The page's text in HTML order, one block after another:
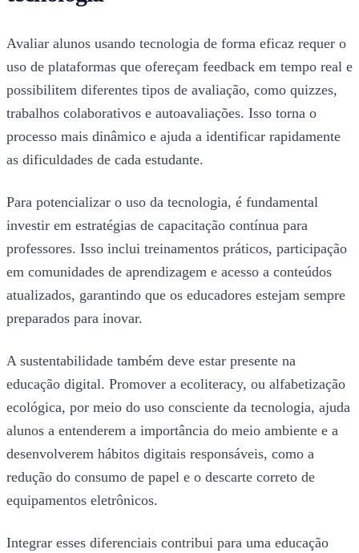
Avaliar alunos usando tecnologia de forma eficaz requer o
uso de plataformas que ofereçam feedback em tempo real e
possibilitem diferentes tipos de avaliação, como quizzes,
trabalhos colaborativos e autoavaliações. Isso torna o
processo mais dinâmico e ajuda a identificar rapidamente
as dificuldades de cada estudante.
Para potencializar o uso da tecnologia, é fundamental
investir em estratégias de capacitação contínua para
professores. Isso inclui treinamentos práticos, participação
em comunidades de aprendizagem e acesso a conteúdos
atualizados, garantindo que os educadores estejam sempre
preparados para inovar.
A sustentabilidade também deve estar presente na
educação digital. Promover a ecoliteracy, ou alfabetização
ecológica, por meio do uso consciente da tecnologia, ajuda
alunos a entenderem a importância do meio ambiente e a
desenvolverem hábitos digitais responsáveis, como a
redução do consumo de papel e o descarte correto de
equipamentos eletrônicos.
Integrar esses diferenciais contribui para uma educação